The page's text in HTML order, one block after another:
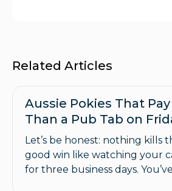
Related Articles
Aussie Pokies That
Than a Pub Tab on
Let’s be honest: nothing kills
good win like watching your
for three business days.